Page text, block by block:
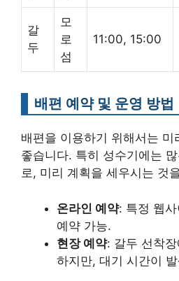
갈
두
모
로
섬
11:00, 15:00
배편 예약 및 운영 방법
배편을 이용하기 위해서는 미
좋습니다. 특히 성수기에는
로, 미리 계획을 세우시는 것
온라인 예약: 특정 웹
예약 가능.
현장 예약: 갈두 선착
하지만, 대기 시간이